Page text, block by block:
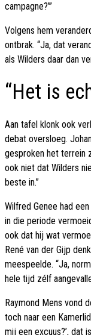
campagne?’”
Volgens hem
ontbrak. “Ja, dat
als Wilders daar dan
“Het is
Aan tafel klonk ook
debat oversloeg.
gesproken het terrein
ook niet dat Wilders
beste in.”
Wilfred Genee had
in die periode
ook dat hij wat
René van der Gijp
meespeelde. “Ja,
hele tijd zélf
Raymond Mens vond
toch naar een
mij een excuus?’, dat